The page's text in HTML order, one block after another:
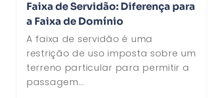
Faixa de Servidão: Diferença para
a Faixa de Domínio
A faixa de servidão é uma
restrição de uso imposta sobre um
terreno particular para permitir a
passagem...